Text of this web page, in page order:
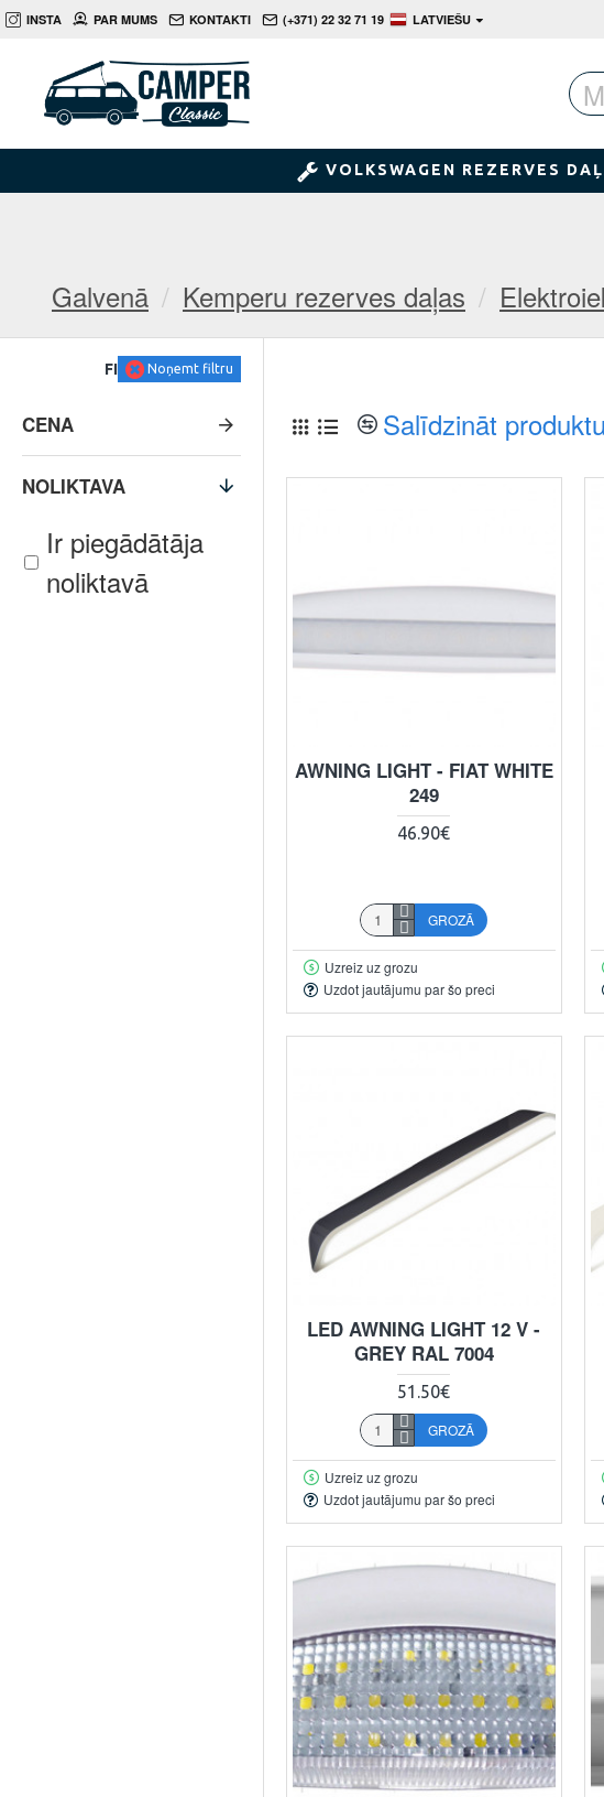
INSTA PAR MUMS KONTAKTI (+371) 22 32 71 19 LATVIEŠU
VOLKSWAGEN REZERVES
Galvenā Kemperu rezerves daļas
FILTRSNoņemt filtru
CENA
NOLIKTAVA
Ir piegādātāja
noliktavā
Salīdzināt
AWNING LIGHT - FIAT WHITE
249
46.90€
GROZĀ
Uzreiz uz grozu
Uzdot jautājumu par šo preci
LED AWNING LIGHT 12 V -
GREY RAL 7004
51.50€
GROZĀ
Uzreiz uz grozu
Uzdot jautājumu par šo preci